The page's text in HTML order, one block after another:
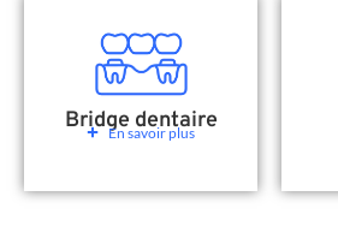
Bridge dentaire
En savoir plus